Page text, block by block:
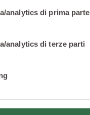
analytics di prima parte
analytics di terze parti